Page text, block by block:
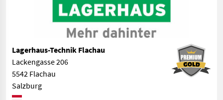
Lagerhaus-Technik Flachau
Lackengasse 206
5542 Flachau
Salzburg